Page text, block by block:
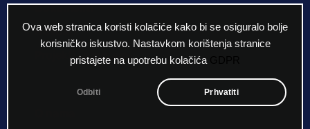
Ova web stranica koristi kolačiće kako bi se osiguralo bolje
korisničko iskustvo. Nastavkom korištenja stranice
pristajete na upotrebu kolačića
Odbiti Prhvatiti
Dokumenti
Novosti
Projekti i programi